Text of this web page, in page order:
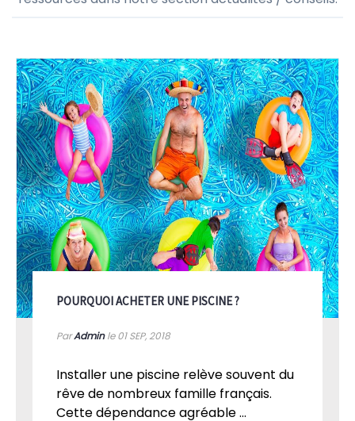
ressources dans notre section actualités / conseils.
ParAdmin le 01SEP, 2018